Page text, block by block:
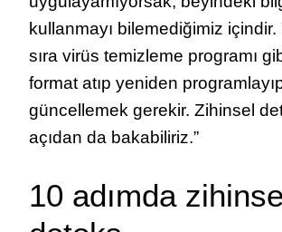
kullanmayı bilemediğimiz içindir.
sıra virüs temizleme programı
format atıp yeniden
güncellemek gerekir. Zihinsel
açıdan da bakabiliriz.”
10 adımda